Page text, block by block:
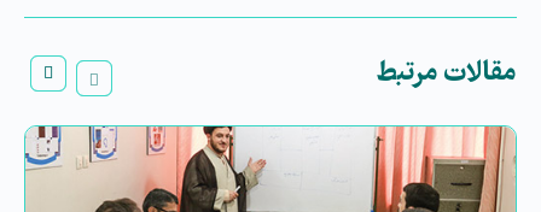
مقالات مرتبط